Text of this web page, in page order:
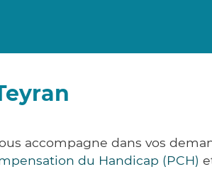
accompagne dans vos
du Handicap (PCH)